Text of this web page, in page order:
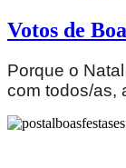
Votos de
Porque o
com todos/as,